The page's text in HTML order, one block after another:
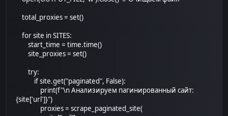
total_proxies = set()
for site in SITES:
start_time = time.time()
site_proxies = set()
try:
if site.get("paginated", False):
print(f"\n Анализируем пагинированный сайт:
{site['url']}")
proxies = scrape_paginated_site(